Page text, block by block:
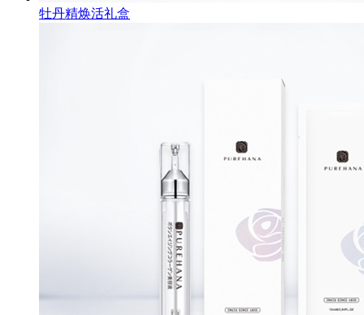
牡丹精焕活礼盒